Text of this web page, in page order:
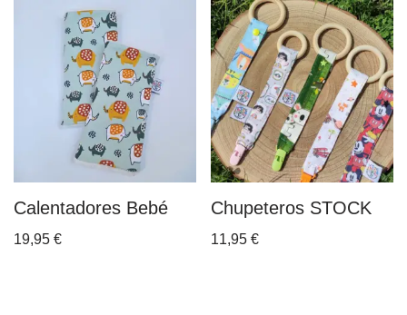
Calentadores Bebé
19,95 €
Chupeteros STOCK
11,95€